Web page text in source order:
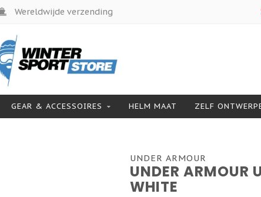
Wereldwijde verzending
GEAR & ACCESSOIRES HELM MAAT ZELF
UNDER ARMOUR
UNDER ARMOUR
WHITE